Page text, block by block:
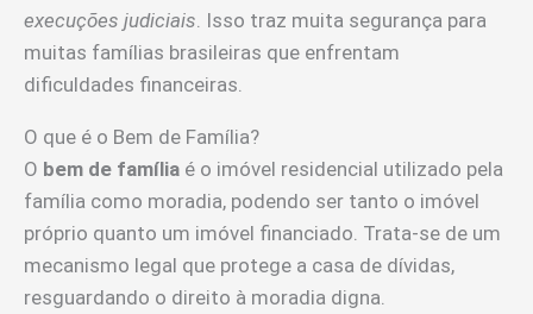
execuções judiciais . Isso traz muita segurança para
muitas famílias brasileiras que enfrentam
dificuldades financeiras.
O que é o Bem de Família?
O bem de família é o imóvel residencial utilizado pela
família como moradia, podendo ser tanto o imóvel
próprio quanto um imóvel financiado. Trata-se de um
mecanismo legal que protege a casa de dívidas,
resguardando o direito à moradia digna.